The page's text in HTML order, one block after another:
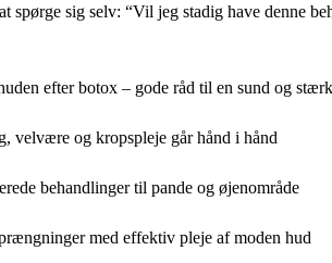
spørge sig selv: “Vil jeg stadig have denne
efter botox – gode råd til en sund og
velvære og kropspleje går hånd i hånd
behandlinger til pande og øjenområde
med effektiv pleje af moden hud